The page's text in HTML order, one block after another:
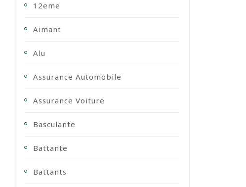
12eme
Aimant
Alu
Assurance Automobile
Assurance Voiture
Basculante
Battante
Battants